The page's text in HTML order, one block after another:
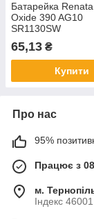
Батарейка
Oxide 390 AG10
SR1130SW
65,13 ₴
Купити
Про нас
95%
Працює з
м.
Індекс